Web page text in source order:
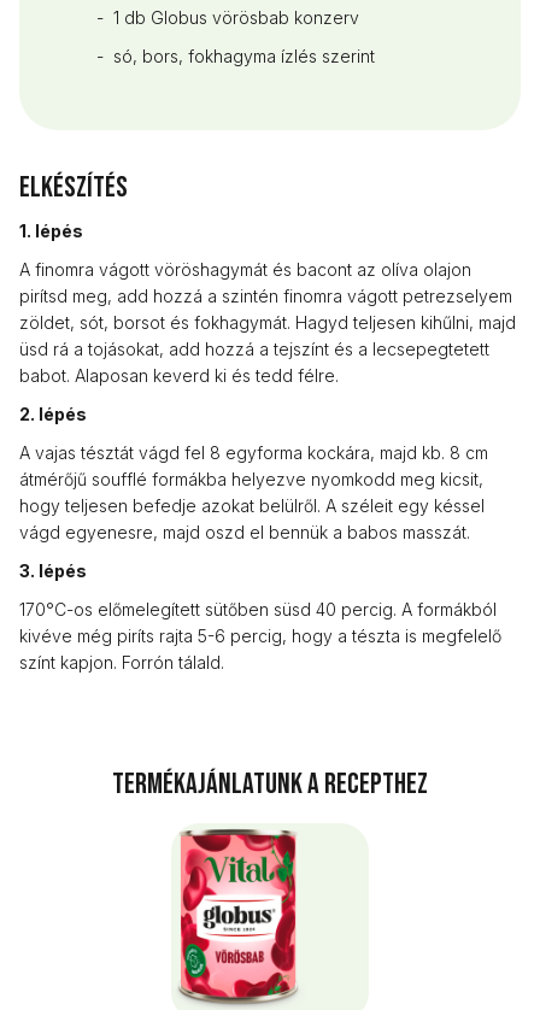
- 1 db Globus vörösbab konzerv
- só, bors, fokhagyma ízlés szerint
Elkészítés
1. lépés
A finomra vágott vöröshagymát és bacont az olíva olajon
pirítsd meg, add hozzá a szintén finomra vágott petrezselyem
zöldet, sót, borsot és fokhagymát. Hagyd teljesen kihűlni, majd
üsd rá a tojásokat, add hozzá a tejszínt és a lecsepegtetett
babot. Alaposan keverd ki és tedd félre.
2. lépés
A vajas tésztát vágd fel 8 egyforma kockára, majd kb. 8 cm
átmérőjű soufflé formákba helyezve nyomkodd meg kicsit,
hogy teljesen befedje azokat belülről. A széleit egy késsel
vágd egyenesre, majd oszd el bennük a babos masszát.
3. lépés
170°C-os előmelegített sütőben süsd 40 percig. A formákból
kivéve még piríts rajta 5-6 percig, hogy a tészta is megfelelő
színt kapjon. Forrón tálald.
Termékajánlatunk a recepthez